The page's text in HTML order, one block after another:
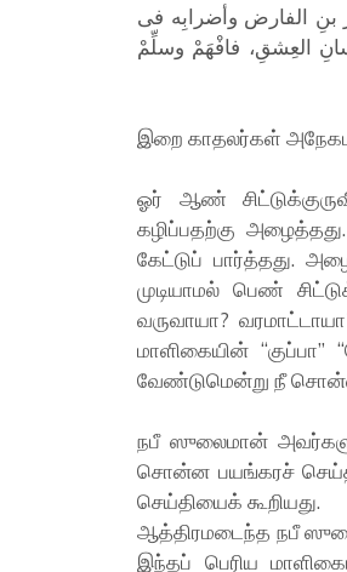
الفارض وأضرابِه فى
العِشقِ، فافْهَمْ وسلِّمْ
இறை காதலர்கள்
ஓர் ஆண்
கழிப்பதற்கு
கேட்டுப் பார்த்தது.
முடியாமல் பெண்
வருவாயா?
மாளிகையின்
வேண்டுமென்று நீ
நபீ ஸுலைமான்
சொன்ன பயங்கரச்
செய்தியைக் கூறியது.
ஆத்திரமடைந்த நபீ
இந்தப் பெரிய